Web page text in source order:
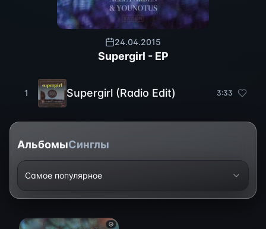
24.04.2015
Supergirl - EP
1 Supergirl (Radio Edit) 3:33
АльбомыСинглы
Самое популярное